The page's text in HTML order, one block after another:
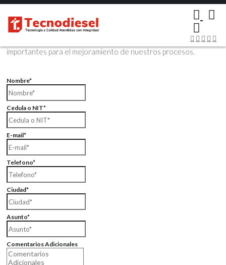
Contáctenos Vía Email
Envíenos sus datos con sus comentarios, sus opiniones son muy
importantes para el mejoramiento de nuestros procesos.
Nombre*
Cedula o NIT*
E-mail*
Telefono*
Ciudad*
Asunto*
Comentarios Adicionales